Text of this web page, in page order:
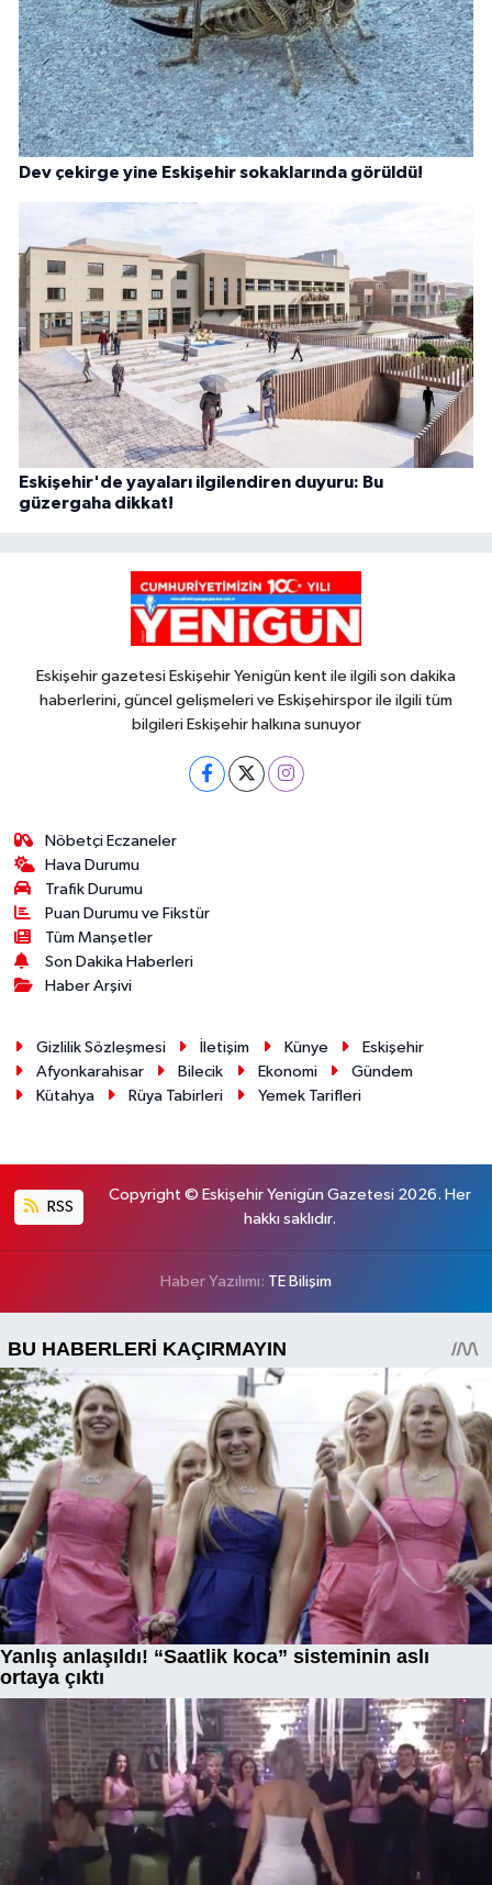
Dev çekirge yine Eskişehir sokaklarında görüldü!
Eskişehir'de yayaları ilgilendiren duyuru: Bu
güzergaha dikkat!
Eskişehir gazetesi Eskişehir Yenigün kent ile ilgili son dakika
haberlerini, güncel gelişmeleri ve Eskişehirspor ile ilgili tüm
bilgileri Eskişehir halkına sunuyor
Nöbetçi Eczaneler
Hava Durumu
Trafik Durumu
Puan Durumu ve Fikstür
Tüm Manşetler
Son Dakika Haberleri
Haber Arşivi
Gizlilik Sözleşmesi İletişim Künye
Eskişehir
Afyonkarahisar
Bilecik Ekonomi
Gündem
Kütahya
Rüya Tabirleri Yemek Tarifleri
RSS
Copyright © Eskişehir Yenigün Gazetesi 2026. Her
hakkı saklıdır.
Haber Yazılımı: TE Bilişim